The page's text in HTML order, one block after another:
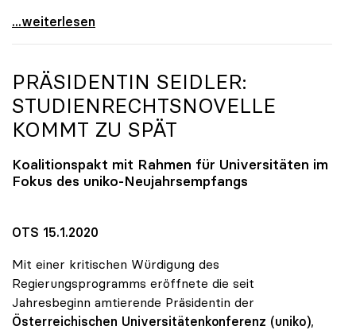
uniko beschliesst Manifest zur Nachhaltigkeit
...weiterlesen
PRÄSIDENTIN SEIDLER:
STUDIENRECHTSNOVELLE
KOMMT ZU SPÄT
Koalitionspakt mit Rahmen für Universitäten im
Fokus des uniko-Neujahrsempfangs
OTS 15.1.2020
Mit einer kritischen Würdigung des
Regierungsprogramms eröffnete die seit
Jahresbeginn amtierende Präsidentin der
Österreichischen Universitätenkonferenz (uniko),